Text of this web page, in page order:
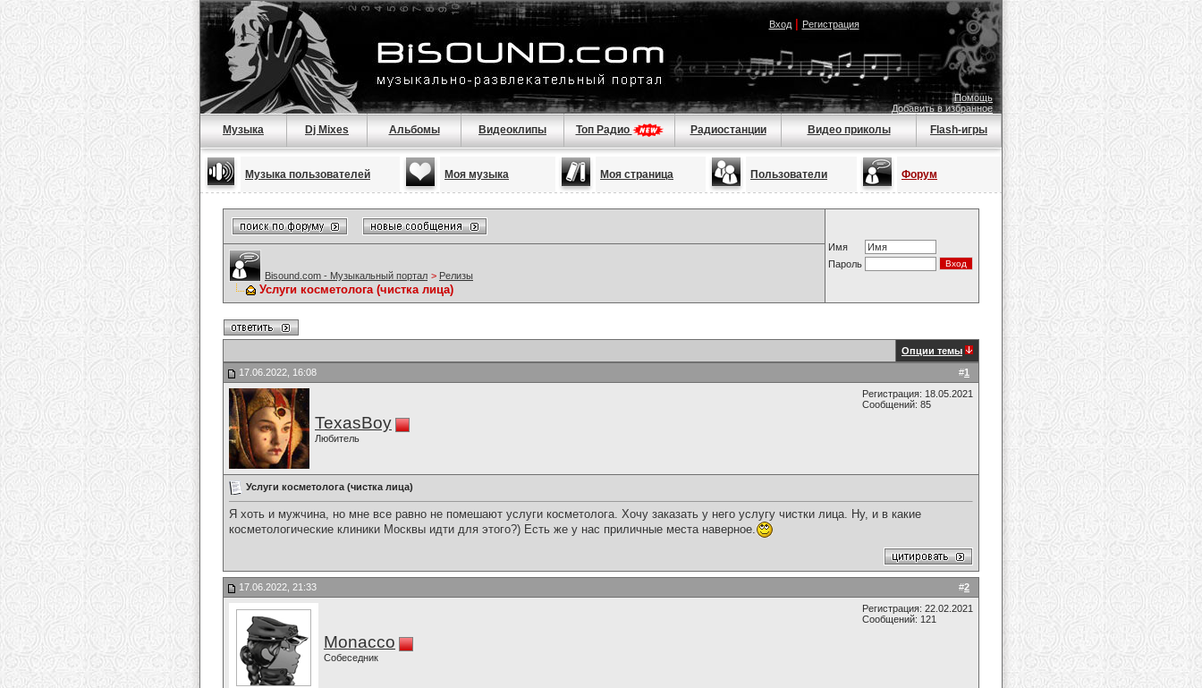
Вход| Регистрация
Помощь
Добавить в избранное
Музыка Dj Mixes Альбомы Видеоклипы Топ Радио Радиостанции Видео приколы Flash-игры
Музыка пользователей Моя музыка Моя страница Пользователи Форум
Имя
Пароль
Bisound.com - Музыкальный портал > Релизы
Услуги косметолога (чистка лица)
Опции темы
#1
17.06.2022, 16:08
TexasBoy
Любитель
Регистрация: 18.05.2021
Сообщений: 85
Услуги косметолога (чистка лица)
Я хоть и мужчина, но мне все равно не помешают услуги косметолога. Хочу заказать у него услугу чистки лица. Ну, и в какие
косметологические клиники Москвы идти для этого?) Есть же у нас приличные места наверное.
#2
17.06.2022, 21:33
Monacco
Собеседник
Регистрация: 22.02.2021
Сообщений: 121